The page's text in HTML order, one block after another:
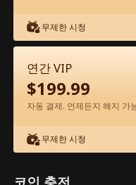
에피소드 63 - 억
활 전체 영화
0-49 50-70
63
무제한 시청
연간 VIP
$199.99
자동 결제. 언제든지 해지 가
무제한 시청